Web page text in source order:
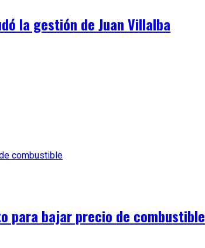
la gestión de Juan Villalba
para bajar precio de combustible